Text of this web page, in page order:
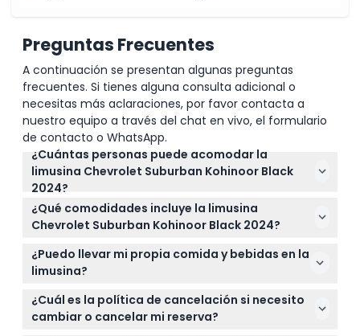
Preguntas Frecuentes
A continuación se presentan algunas preguntas
frecuentes. Si tienes alguna consulta adicional o
necesitas más aclaraciones, por favor contacta a
nuestro equipo a través del chat en vivo, el formulario
de contacto o WhatsApp.
¿Cuántas personas puede acomodar la
limusina Chevrolet Suburban Kohinoor Black
2024?
La limusina tiene capacidad cómoda para hasta 20
pasajeros, lo que la hace perfecta para tours en
¿Qué comodidades incluye la limusina
Chevrolet Suburban Kohinoor Black 2024?
Esta limusina cuenta con asientos de cuero de lujo,
iluminación ambiental LED, sistema de sonido
y agua complementaria para un viaje lujoso.
¿Puedo llevar mi propia comida y bebidas en la
limusina?
Puede traer sus propias bebidas sin alcohol y
bocadillos, pero no se permiten bebidas alcohólicas
¿Cuál es la política de cancelación si necesito
cambiar o cancelar mi reserva?